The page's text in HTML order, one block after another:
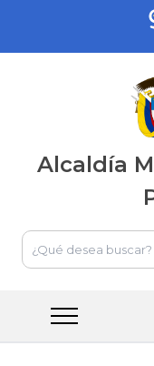
Alcaldía